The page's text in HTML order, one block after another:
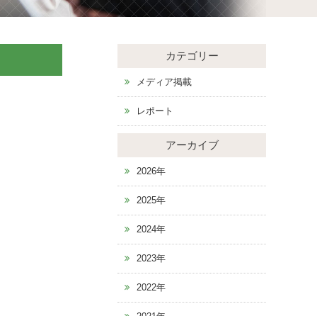
カテゴリー
メディア掲載
レポート
アーカイブ
2026年
2025年
2024年
2023年
2022年